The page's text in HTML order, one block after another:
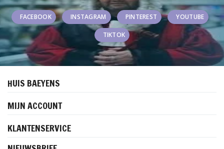
FACEBOOK INSTAGRAM PINTEREST YOUTUBE
TIKTOK
HUIS BAEYENS
MIJN ACCOUNT
KLANTENSERVICE